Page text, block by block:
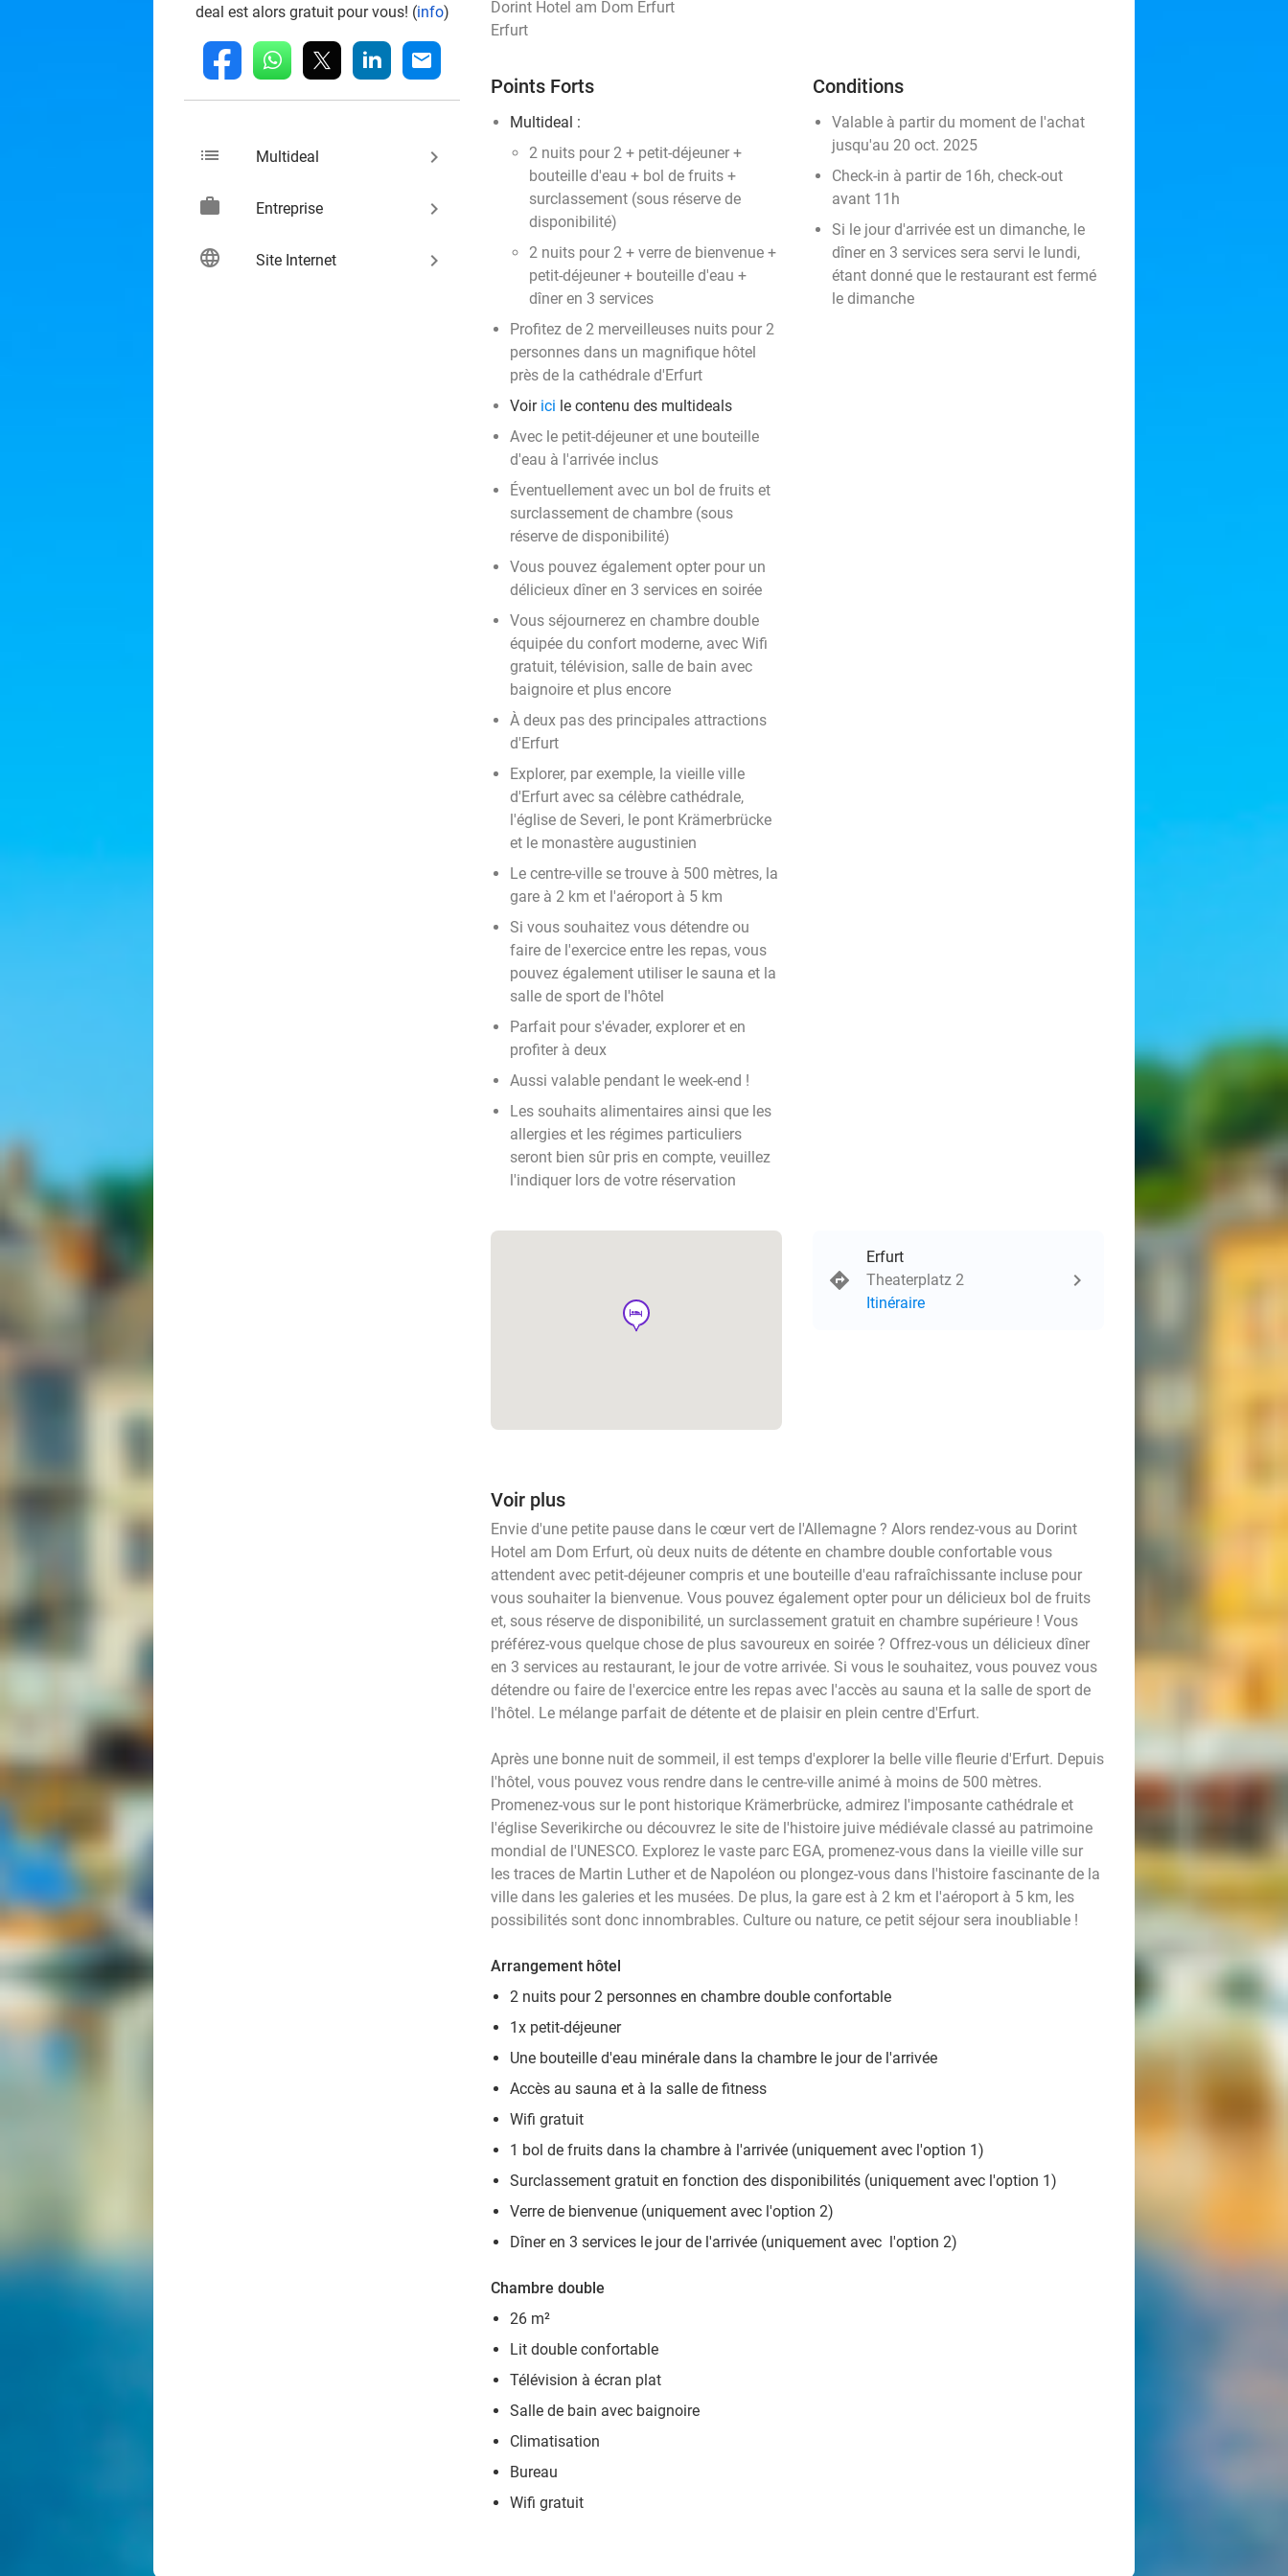
deal est alors gratuit pour vous! (info)
fb whatsapp linkedin mail
list Multideal keyboard_arrow_right
work Entreprise keyboard_arrow_right
language Site Internet keyboard_arrow_right
Dorint Hotel am Dom Erfurt
Erfurt
Points Forts
Multideal :
2 nuits pour 2 + petit-déjeuner +
bouteille d'eau + bol de fruits +
surclassement (sous réserve de
disponibilité)
2 nuits pour 2 + verre de bienvenue +
petit-déjeuner + bouteille d'eau +
dîner en 3 services
Profitez de 2 merveilleuses nuits pour 2
personnes dans un magnifique hôtel
près de la cathédrale d'Erfurt
Voir ici le contenu des multideals
Avec le petit-déjeuner et une bouteille
d'eau à l'arrivée inclus
Éventuellement avec un bol de fruits et
surclassement de chambre (sous
réserve de disponibilité)
Vous pouvez également opter pour un
délicieux dîner en 3 services en soirée
Vous séjournerez en chambre double
équipée du confort moderne, avec Wifi
gratuit, télévision, salle de bain avec
baignoire et plus encore
À deux pas des principales attractions
d'Erfurt
Explorer, par exemple, la vieille ville
d'Erfurt avec sa célèbre cathédrale,
l'église de Severi, le pont Krämerbrücke
et le monastère augustinien
Le centre-ville se trouve à 500 mètres, la
gare à 2 km et l'aéroport à 5 km
Si vous souhaitez vous détendre ou
faire de l'exercice entre les repas, vous
pouvez également utiliser le sauna et la
salle de sport de l'hôtel
Parfait pour s'évader, explorer et en
profiter à deux
Aussi valable pendant le week-end !
Les souhaits alimentaires ainsi que les
allergies et les régimes particuliers
seront bien sûr pris en compte, veuillez
l'indiquer lors de votre réservation
Conditions
Valable à partir du moment de l'achat
jusqu'au 20 oct. 2025
Check-in à partir de 16h, check-out
avant 11h
Si le jour d'arrivée est un dimanche, le
dîner en 3 services sera servi le lundi,
étant donné que le restaurant est fermé
le dimanche
hotel
Erfurt
Theaterplatz 2
Itinéraire
Voir plus
Envie d'une petite pause dans le cœur vert de l'Allemagne ? Alors rendez-vous au Dorint
Hotel am Dom Erfurt, où deux nuits de détente en chambre double confortable vous
attendent avec petit-déjeuner compris et une bouteille d'eau rafraîchissante incluse pour
vous souhaiter la bienvenue. Vous pouvez également opter pour un délicieux bol de fruits
et, sous réserve de disponibilité, un surclassement gratuit en chambre supérieure ! Vous
préférez-vous quelque chose de plus savoureux en soirée ? Offrez-vous un délicieux dîner
en 3 services au restaurant, le jour de votre arrivée. Si vous le souhaitez, vous pouvez vous
détendre ou faire de l'exercice entre les repas avec l'accès au sauna et la salle de sport de
l'hôtel. Le mélange parfait de détente et de plaisir en plein centre d'Erfurt.
Après une bonne nuit de sommeil, il est temps d'explorer la belle ville fleurie d'Erfurt. Depuis
l'hôtel, vous pouvez vous rendre dans le centre-ville animé à moins de 500 mètres.
Promenez-vous sur le pont historique Krämerbrücke, admirez l'imposante cathédrale et
l'église Severikirche ou découvrez le site de l'histoire juive médiévale classé au patrimoine
mondial de l'UNESCO. Explorez le vaste parc EGA, promenez-vous dans la vieille ville sur
les traces de Martin Luther et de Napoléon ou plongez-vous dans l'histoire fascinante de la
ville dans les galeries et les musées. De plus, la gare est à 2 km et l'aéroport à 5 km, les
possibilités sont donc innombrables. Culture ou nature, ce petit séjour sera inoubliable !
Arrangement hôtel
2 nuits pour 2 personnes en chambre double confortable
1x petit-déjeuner
Une bouteille d'eau minérale dans la chambre le jour de l'arrivée
Accès au sauna et à la salle de fitness
Wifi gratuit
1 bol de fruits dans la chambre à l'arrivée (uniquement avec l'option 1)
Surclassement gratuit en fonction des disponibilités (uniquement avec l'option 1)
Verre de bienvenue (uniquement avec l'option 2)
Dîner en 3 services le jour de l'arrivée (uniquement avec l'option 2)
Chambre double
26 m²
Lit double confortable
Télévision à écran plat
Salle de bain avec baignoire
Climatisation
Bureau
Wifi gratuit